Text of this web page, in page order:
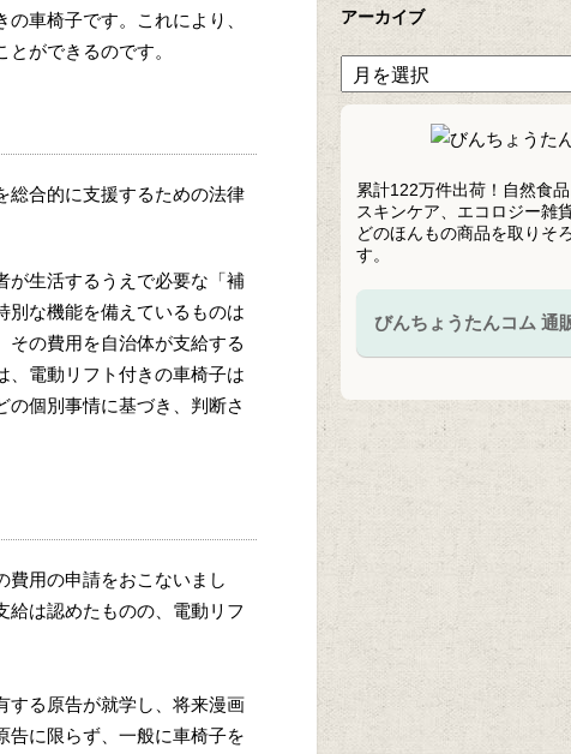
車椅子です。これにより、
ができるのです。
総合的に支援するための法律
が生活するうえで必要な「補
別な機能を備えているものは
その費用を自治体が支給する
、電動リフト付きの車椅子は
個別事情に基づき、判断さ
費用の申請をおこないまし
給は認めたものの、電動リフ
する原告が就学し、将来漫画
告に限らず、一般に車椅子を
アーカイブ
累計122万件出荷！自然食品
スキンケア、エコロジー雑
どのほんもの商品を取りそ
す。
びんちょうたんコム 通